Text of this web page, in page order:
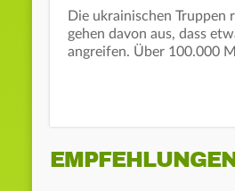
Die ukrainischen Truppen
gehen davon aus, dass
angreifen. Über 100.000